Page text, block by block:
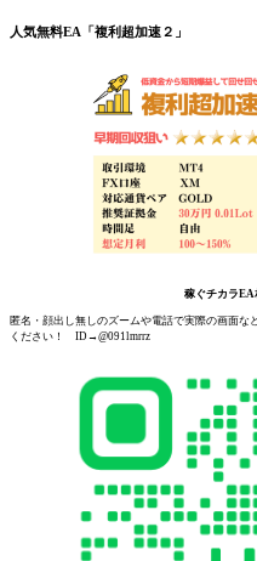
人気無料EA「複利超加速２」
稼ぐチカラ
匿名・顔出し無しのズームや電話で実際の画面
ください！ ID→@091lmrrz